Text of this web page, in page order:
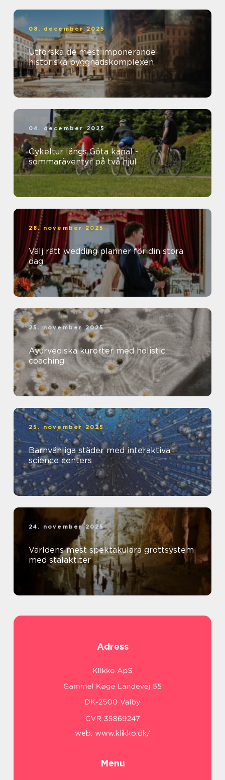
08. december 2025
Utforska de mest imponerande
historiska byggnadskomplexen
04. december 2025
Cykeltur längs Göta kanal -
sommaräventyr på två hjul
28. november 2025
Välj rätt wedding planner för din stora
dag
25. november 2025
Ayurvediska kurorter med holistic
coaching
25. november 2025
Barnvänliga städer med interaktiva
science centers
24. november 2025
Världens mest spektakulära grottsystem
med stalaktiter
Adress
web: www.klikko.dk/
Menu